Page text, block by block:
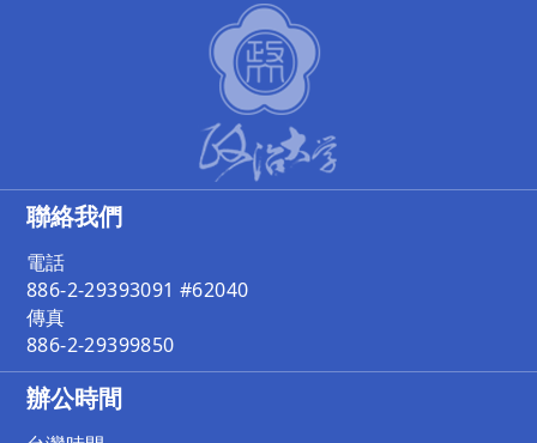
聯絡我們
電話
886-2-29393091 #62040
傳真
886-2-29399850
辦公時間